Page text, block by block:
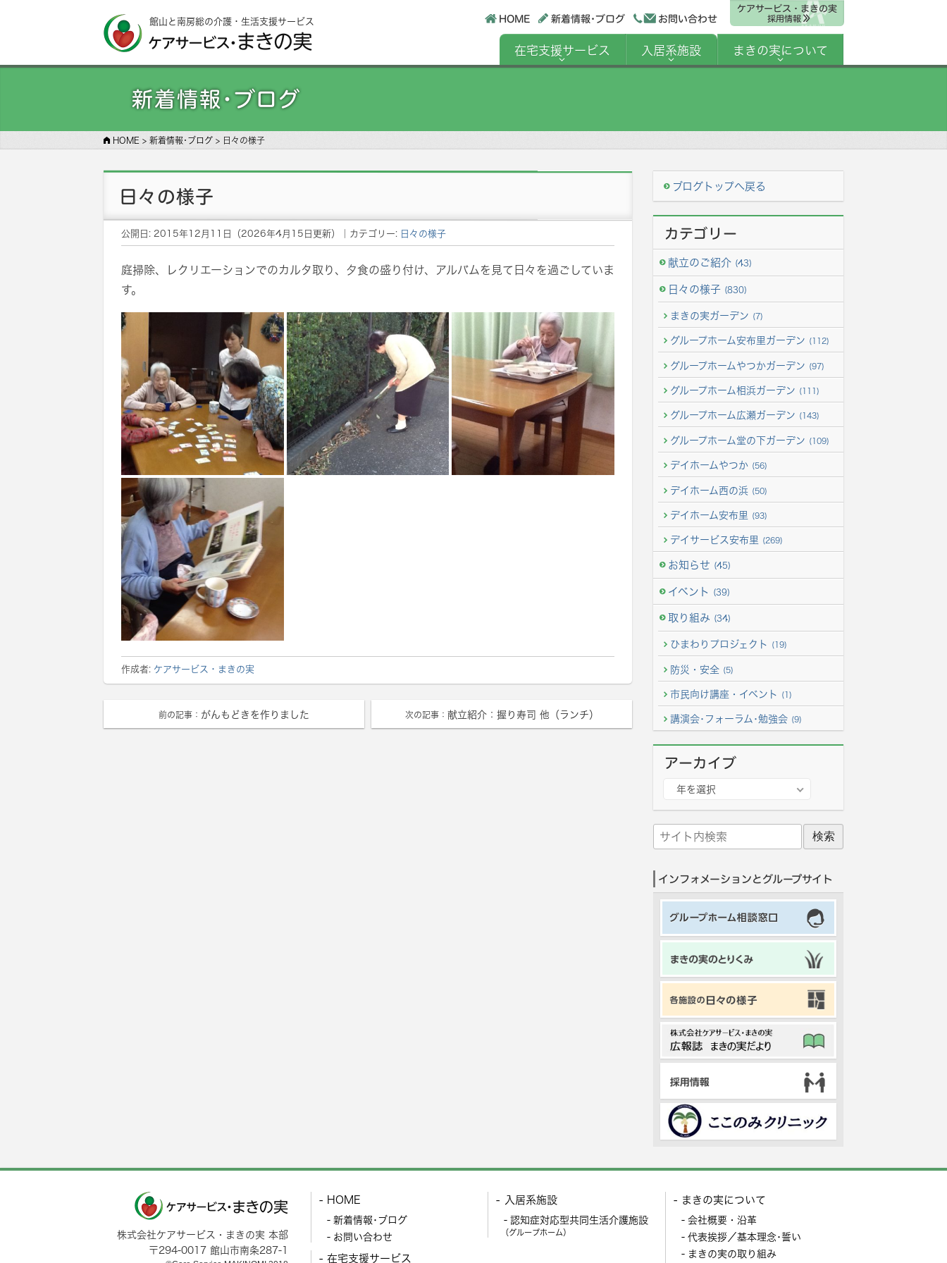
館山と南房総の介護・生活支援サービス HOME 新着情報･ブログ お問い合わせ
ケアサービス・まきの実
採用情報
在宅支援サービス 入居系施設 まきの実について
新着情報･ブログ
HOME > 新着情報･ブログ > 日々の様子
日々の様子
公開日: 2015年12月11日 （2026年4月15日更新） ｜カテゴリー: 日々の様子
庭掃除、レクリエーションでのカルタ取り、夕食の盛り付け、アルバムを見て日々を過ごしていま
す。
作成者: ケアサービス・まきの実
前の記事： がんもどきを作りました 次の記事： 献立紹介：握り寿司 他（ランチ）
ブログトップへ戻る
カテゴリー
献立のご紹介 (43)
日々の様子 (830)
まきの実ガーデン (7)
グループホーム安布里ガーデン (112)
グループホームやつかガーデン (97)
グループホーム相浜ガーデン (111)
グループホーム広瀬ガーデン (143)
グループホーム堂の下ガーデン (109)
デイホームやつか (56)
デイホーム西の浜 (50)
デイホーム安布里 (93)
デイサービス安布里 (269)
お知らせ (45)
イベント (39)
取り組み (34)
ひまわりプロジェクト (19)
防災・安全 (5)
市民向け講座・イベント (1)
講演会･フォーラム･勉強会 (9)
アーカイブ
イ
ブ
年を選択
イ
内
検
索
インフォメーションとグループサイト
HOME
新着情報･ブログ
お問い合わせ
在宅支援サービス
入居系施設
認知症対応型共同生活介護施設
（グループホーム）
まきの実について
会社概要・沿革
代表挨拶／基本理念･誓い
まきの実の取り組み
株式会社ケアサービス・まきの実 本部
〒294-0017 館山市南条287-1